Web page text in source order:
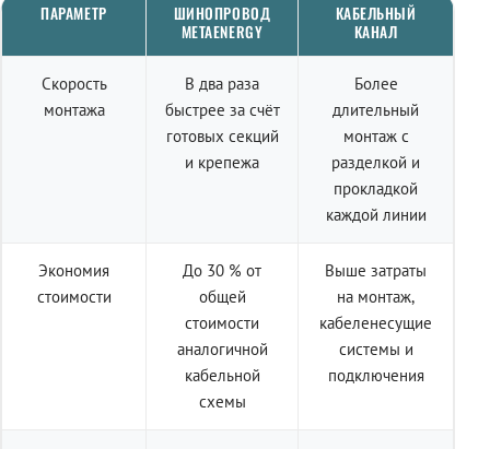
ПАРАМЕТР
ШИНОПРОВОД
METAENERGY
КАБЕЛЬНЫЙ
КАНАЛ
Скорость
монтажа
В два раза
быстрее за счёт
готовых секций
и крепежа
Более
длительный
монтаж с
разделкой и
прокладкой
каждой линии
Экономия
стоимости
До 30 % от
общей
стоимости
аналогичной
кабельной
схемы
Выше затраты
на монтаж,
кабеленесущие
системы и
подключения